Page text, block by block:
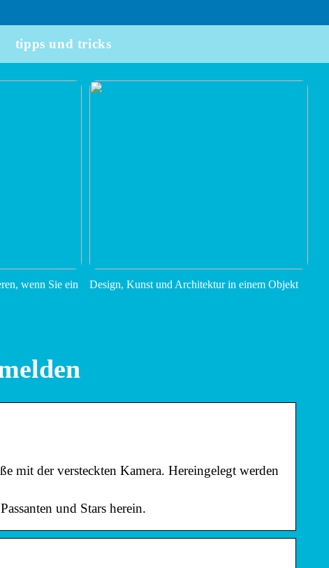
tipps und tricks
wenn Sie ein
Design, Kunst und Architektur in einem Objekt
mit der versteckten Kamera. Hereingelegt werden
und Stars herein.